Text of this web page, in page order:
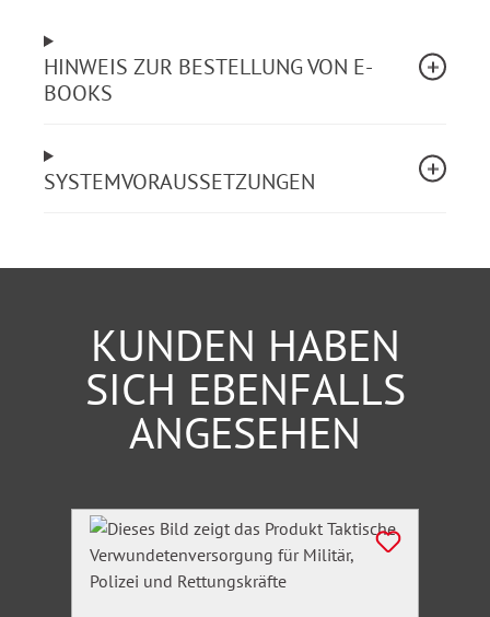
HINWEIS ZUR BESTELLUNG VON E-
BOOKS
SYSTEMVORAUSSETZUNGEN
KUNDEN HABEN
SICH EBENFALLS
ANGESEHEN
Produktgalerie überspringen